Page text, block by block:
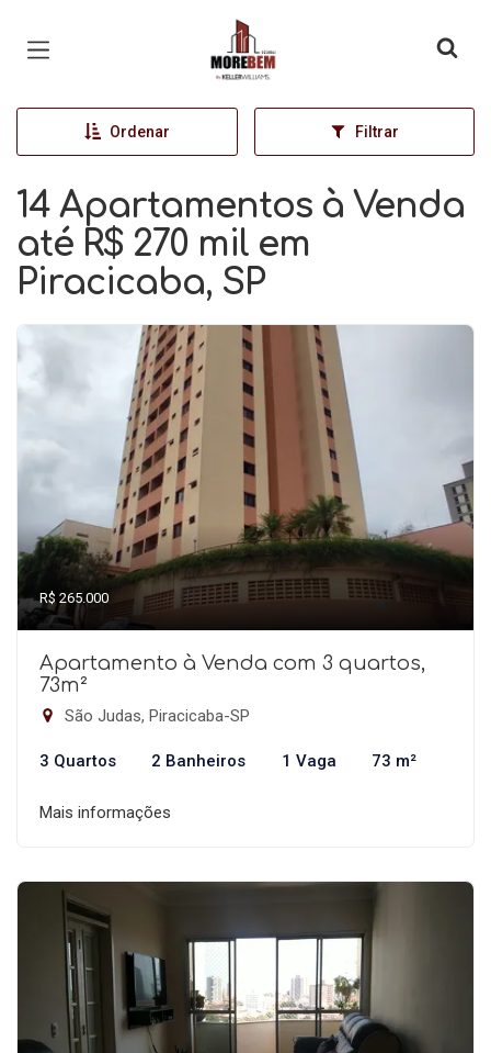
Página inicial
Ordenar Filtrar
14 Apartamentos à Venda
até R$ 270 mil em
Piracicaba, SP
R$ 265.000
Apartamento à Venda com 3 quartos,
73m²
São Judas, Piracicaba-SP
3 Quartos 2 Banheiros 1 Vaga 73 m²
Mais informações